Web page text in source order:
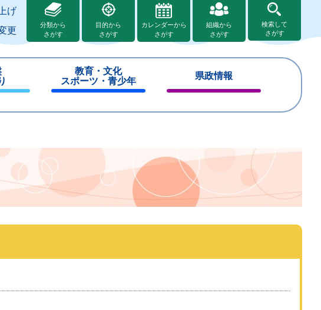
げ
更
分類から
さがす
目的から
さがす
カレンダーから
さがす
組織から
さがす
検索して
さがす
教育・文化
スポーツ・青少年
じ
県政情報
じ